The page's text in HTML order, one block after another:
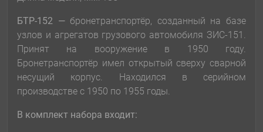
БТР-152 — бронетранспортёр, созданный на базе
узлов и агрегатов грузового автомобиля ЗИС-151.
Принят на вооружение в 1950 году.
Бронетранспортёр имел открытый сверху сварной
несущий корпус. Находился в серийном
производстве с 1950 по 1955 годы.
В комплект набора входит: